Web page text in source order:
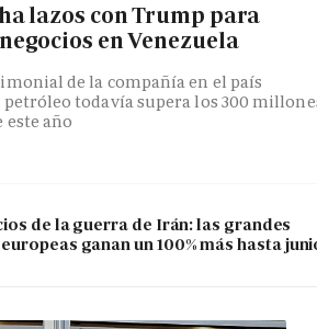
lazos con Trump para
en Venezuela
de la compañía en el país
petróleo todavía supera los 300
este año
de la guerra de Irán: las grandes
ganan un 100% más hasta